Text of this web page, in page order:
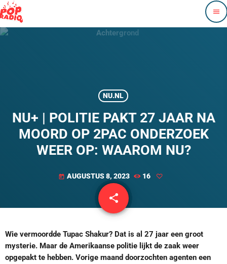
menu
NU.NL
NU+ | POLITIE PAKT 27 JAAR NA
MOORD OP 2PAC ONDERZOEK
WEER OP: WAAROM NU?
today AUGUSTUS 8, 2023 16
share
email
Wie vermoordde Tupac Shakur? Dat is al 27 jaar een groot
mysterie. Maar de Amerikaanse politie lijkt de zaak weer
opgepakt te hebben. Vorige maand doorzochten agenten een